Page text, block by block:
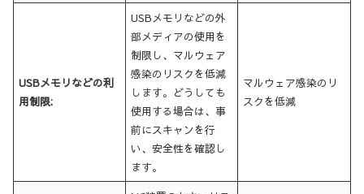
USBメモリなどの利
用制限:
USBメモリなどの外
部メディアの使用を
制限し、マルウェア
感染のリスクを低減
します。どうしても
使用する場合は、事
前にスキャンを行
い、安全性を確認し
ます。
マルウェア感染のリ
スクを低減